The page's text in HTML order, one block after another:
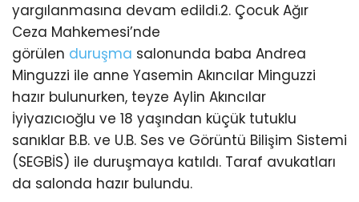
yargılanmasına devam edildi.2. Çocuk Ağır
Ceza Mahkemesi’nde
görülen duruşma salonunda baba Andrea
Minguzzi ile anne Yasemin Akıncılar Minguzzi
hazır bulunurken, teyze Aylin Akıncılar
İyiyazıcıoğlu ve 18 yaşından küçük tutuklu
sanıklar B.B. ve U.B. Ses ve Görüntü Bilişim Sistemi
(SEGBİS) ile duruşmaya katıldı. Taraf avukatları
da salonda hazır bulundu.